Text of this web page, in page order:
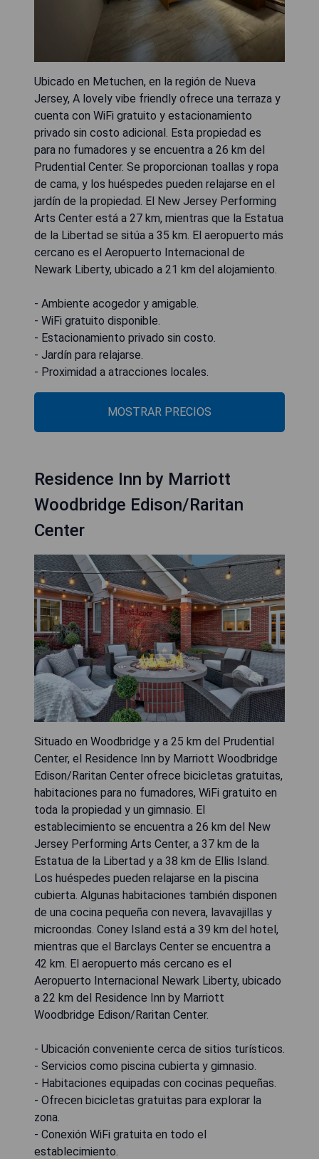
Ubicado en Metuchen, en la región de Nueva
Jersey, A lovely vibe friendly ofrece una terraza y
cuenta con WiFi gratuito y estacionamiento
privado sin costo adicional. Esta propiedad es
para no fumadores y se encuentra a 26 km del
Prudential Center. Se proporcionan toallas y ropa
de cama, y los huéspedes pueden relajarse en el
jardín de la propiedad. El New Jersey Performing
Arts Center está a 27 km, mientras que la Estatua
de la Libertad se sitúa a 35 km. El aeropuerto más
cercano es el Aeropuerto Internacional de
Newark Liberty, ubicado a 21 km del alojamiento.
- Ambiente acogedor y amigable.
- WiFi gratuito disponible.
- Estacionamiento privado sin costo.
- Jardín para relajarse.
- Proximidad a atracciones locales.
MOSTRAR PRECIOS
Residence Inn by Marriott
Woodbridge Edison/Raritan
Center
Situado en Woodbridge y a 25 km del Prudential
Center, el Residence Inn by Marriott Woodbridge
Edison/Raritan Center ofrece bicicletas gratuitas,
habitaciones para no fumadores, WiFi gratuito en
toda la propiedad y un gimnasio. El
establecimiento se encuentra a 26 km del New
Jersey Performing Arts Center, a 37 km de la
Estatua de la Libertad y a 38 km de Ellis Island.
Los huéspedes pueden relajarse en la piscina
cubierta. Algunas habitaciones también disponen
de una cocina pequeña con nevera, lavavajillas y
microondas. Coney Island está a 39 km del hotel,
mientras que el Barclays Center se encuentra a
42 km. El aeropuerto más cercano es el
Aeropuerto Internacional Newark Liberty, ubicado
a 22 km del Residence Inn by Marriott
Woodbridge Edison/Raritan Center.
- Ubicación conveniente cerca de sitios turísticos.
- Servicios como piscina cubierta y gimnasio.
- Habitaciones equipadas con cocinas pequeñas.
- Ofrecen bicicletas gratuitas para explorar la
zona.
- Conexión WiFi gratuita en todo el
establecimiento.